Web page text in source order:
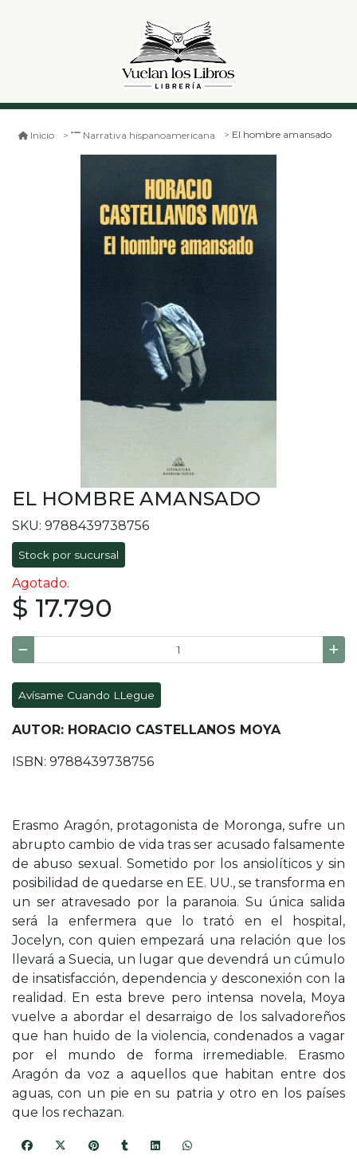
Inicio Narrativa hispanoamericana El hombre amansado
EL HOMBRE AMANSADO
SKU: 9788439738756
Stock por sucursal
Agotado.
$ 17.790
Avísame Cuando LLegue
AUTOR: HORACIO CASTELLANOS MOYA
ISBN: 9788439738756
Erasmo Aragón, protagonista de Moronga, sufre un
abrupto cambio de vida tras ser acusado falsamente
de abuso sexual. Sometido por los ansiolíticos y sin
posibilidad de quedarse en EE. UU., se transforma en
un ser atravesado por la paranoia. Su única salida
será la enfermera que lo trató en el hospital,
Jocelyn, con quien empezará una relación que los
llevará a Suecia, un lugar que devendrá un cúmulo
de insatisfacción, dependencia y desconexión con la
realidad. En esta breve pero intensa novela, Moya
vuelve a abordar el desarraigo de los salvadoreños
que han huido de la violencia, condenados a vagar
por el mundo de forma irremediable. Erasmo
Aragón da voz a aquellos que habitan entre dos
aguas, con un pie en su patria y otro en los países
que los rechazan.